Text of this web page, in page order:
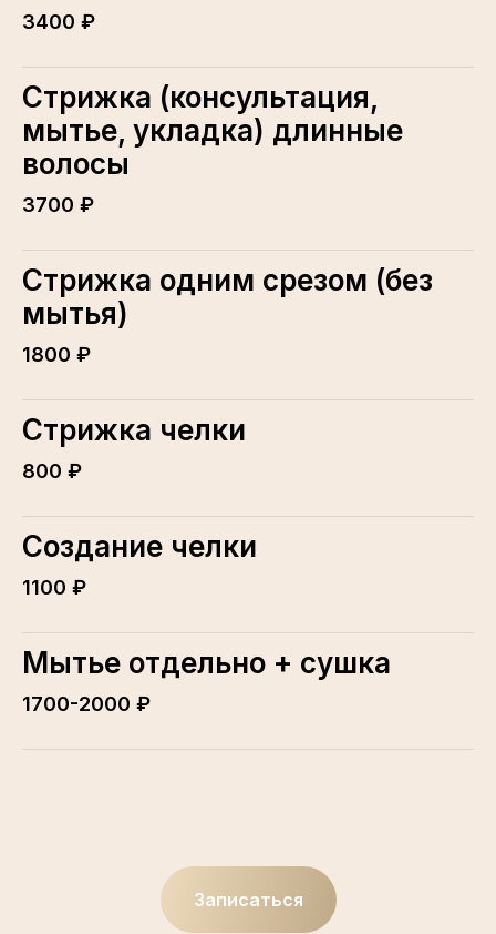
3400 ₽
Стрижка (консультация,
мытье, укладка) длинные
волосы
3700 ₽
Стрижка одним срезом (без
мытья)
1800 ₽
Стрижка челки
800 ₽
Создание челки
1100 ₽
Мытье отдельно + сушка
1700-2000 ₽
Записаться